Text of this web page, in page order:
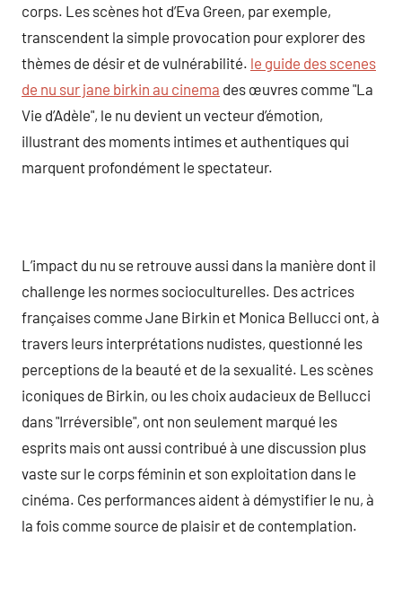
corps. Les scènes hot d’Eva Green, par exemple,
transcendent la simple provocation pour explorer des
thèmes de désir et de vulnérabilité. le guide des scenes
de nu sur jane birkin au cinema des œuvres comme "La
Vie d’Adèle", le nu devient un vecteur d’émotion,
illustrant des moments intimes et authentiques qui
marquent profondément le spectateur.
L’impact du nu se retrouve aussi dans la manière dont il
challenge les normes socioculturelles. Des actrices
françaises comme Jane Birkin et Monica Bellucci ont, à
travers leurs interprétations nudistes, questionné les
perceptions de la beauté et de la sexualité. Les scènes
iconiques de Birkin, ou les choix audacieux de Bellucci
dans "Irréversible", ont non seulement marqué les
esprits mais ont aussi contribué à une discussion plus
vaste sur le corps féminin et son exploitation dans le
cinéma. Ces performances aident à démystifier le nu, à
la fois comme source de plaisir et de contemplation.